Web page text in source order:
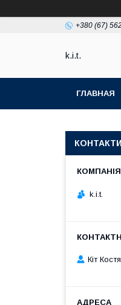
+380 (67)
k.i.t.
ГЛАВНАЯ
КОНТАКТИ
k.i.t.
Кіт